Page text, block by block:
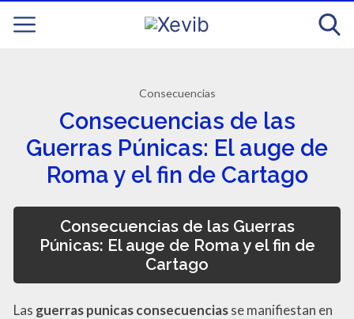
Consecuencias
Consecuencias de las
Guerras Púnicas: El auge de
Roma y el fin de Cartago
Consecuencias de las Guerras
Púnicas: El auge de Roma y el fin de
Cartago
Las guerras punicas consecuenciasse manifiestan en